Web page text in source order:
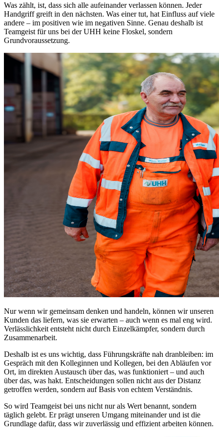
Was zählt, ist, dass sich alle aufeinander verlassen können. Jeder
Handgriff greift in den nächsten. Was einer tut, hat Einfluss auf viele
andere – im positiven wie im negativen Sinne. Genau deshalb ist
Teamgeist für uns bei der UHH keine Floskel, sondern
Grundvoraussetzung.
Nur wenn wir gemeinsam denken und handeln, können wir unseren
Kunden das liefern, was sie erwarten – auch wenn es mal eng wird.
Verlässlichkeit entsteht nicht durch Einzelkämpfer, sondern durch
Zusammenarbeit.
Deshalb ist es uns wichtig, dass Führungskräfte nah dranbleiben: im
Gespräch mit den Kolleginnen und Kollegen, bei den Abläufen vor
Ort, im direkten Austausch über das, was funktioniert – und auch
über das, was hakt. Entscheidungen sollen nicht aus der Distanz
getroffen werden, sondern auf Basis von echtem Verständnis.
So wird Teamgeist bei uns nicht nur als Wert benannt, sondern
täglich gelebt. Er prägt unseren Umgang miteinander und ist die
Grundlage dafür, dass wir zuverlässig und effizient arbeiten können.